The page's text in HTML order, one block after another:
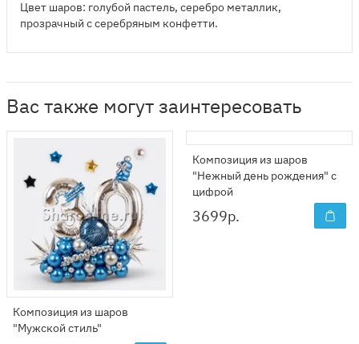
Цвет шаров: голубой пастель, серебро металлик,
прозрачный с серебряным конфетти.
Вас также могут заинтересовать
Композиция из шаров
"Мужской стиль"
Композиция из шаров
"Нежный день рождения" с
цифрой
3699р.